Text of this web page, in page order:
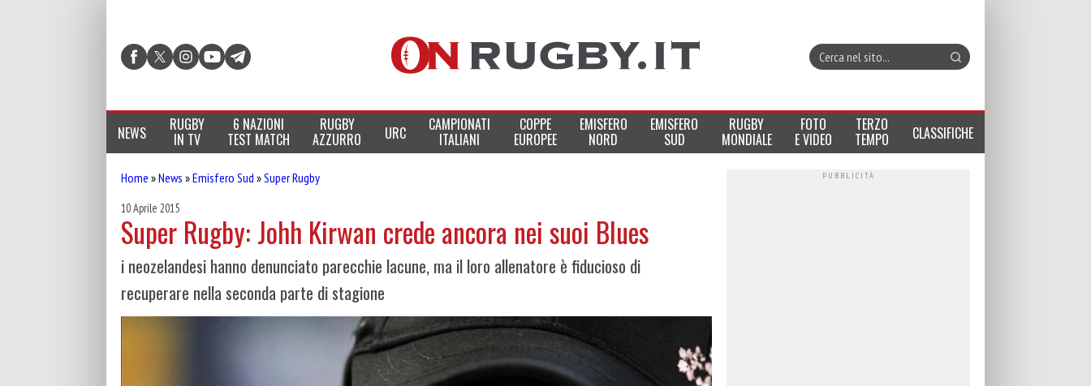
NEWS RUGBY
IN TV
6 NAZIONI
TEST MATCH
RUGBY
AZZURRO URC CAMPIONATI
ITALIANI
COPPE
EUROPEE
EMISFERO
NORD
EMISFERO
SUD
RUGBY
MONDIALE
FOTO
E VIDEO
TERZO
TEMPO CLASSIFICHE
Home »News »Emisfero Sud »Super Rugby
10 Aprile 2015
Super Rugby: Johh Kirwan crede ancora nei suoi Blues
i neozelandesi hanno denunciato parecchie lacune, ma il loro allenatore è fiducioso di
recuperare nella seconda parte di stagione